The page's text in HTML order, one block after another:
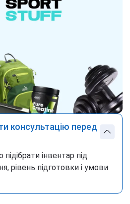
консультацію перед
інвентар під
рівень підготовки і умови